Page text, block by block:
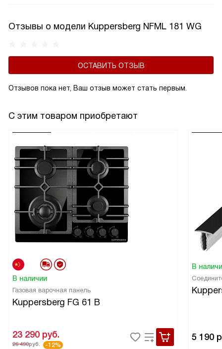
Отзывы о модели Kuppersberg NFML 181 WG
ОСТАВИТЬ ОТЗЫВ
Отзывов пока нет, Ваш отзыв может стать первым.
С этим товаром приобретают
В наличии
Газовая варочная панель
Kuppersberg FG 61 B
23 290 руб.
26 490руб. -12%
В
5 190